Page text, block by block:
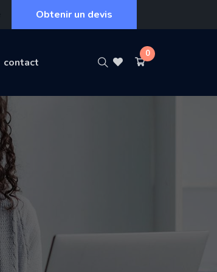
Obtenir un devis
contact
0